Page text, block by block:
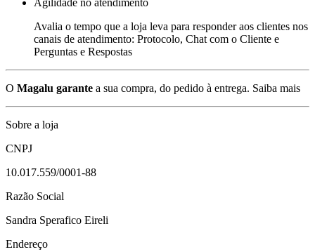
Avalia o tempo que a loja leva para responder aos clientes nos
canais de atendimento: Protocolo, Chat com o Cliente e
Perguntas e Respostas
O Magalu garante a sua compra, do pedido à entrega. Saiba mais
Sobre a loja
CNPJ
10.017.559/0001-88
Razão Social
Sandra Sperafico Eireli
Endereço